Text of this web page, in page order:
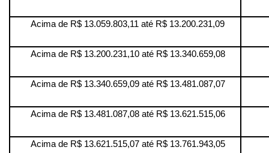
Acima de R$ 13.059.803,11 até R$ 13.200.231,09
Acima de R$ 13.200.231,10 até R$ 13.340.659,08
Acima de R$ 13.340.659,09 até R$ 13.481.087,07
Acima de R$ 13.481.087,08 até R$ 13.621.515,06
Acima de R$ 13.621.515,07 até R$ 13.761.943,05